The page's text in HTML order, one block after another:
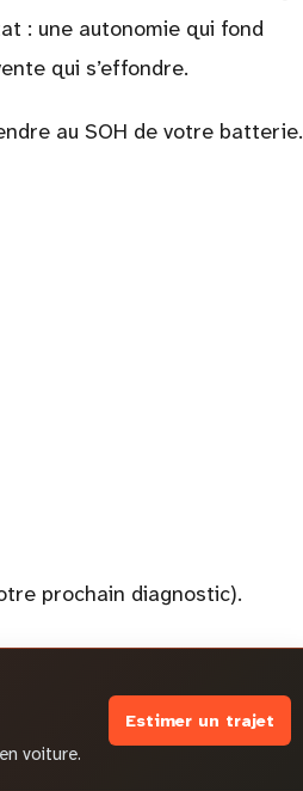
: une autonomie qui fond
qui s’effondre.
au SOH de votre batterie.
prochain diagnostic).
voiture.
Estimer un trajet